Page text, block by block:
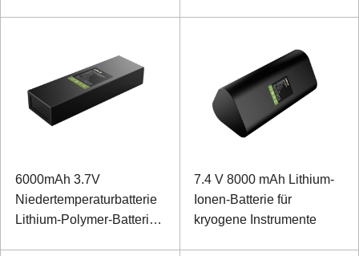
Umgebungsbedingungen
6000mAh 3.7V
Niedertemperaturbatterie
Lithium-Polymer-Batterie
7.4 V 8000 mAh Lithium-
Ionen-Batterie für
kryogene Instrumente